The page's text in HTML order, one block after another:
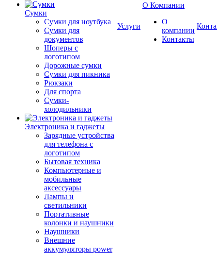
Сумки
Сумки для ноутбука
Сумки для
документов
Шоперы с
логотипом
Дорожные сумки
Сумки для пикника
Рюкзаки
Для спорта
Сумки-
холодильники
Электроника и гаджеты
Зарядные устройства
для телефона с
логотипом
Бытовая техника
Компьютерные и
мобильные
аксессуары
Лампы и
светильники
Портативные
колонки и наушники
Наушники
Внешние
аккумуляторы power
Услуги
О Компании
О
компании
Контакты